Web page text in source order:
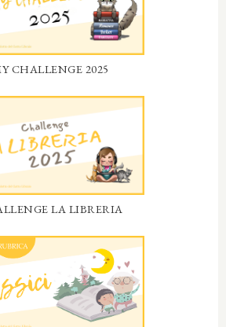
CHALLENGE 2025
LA LIBRERIA